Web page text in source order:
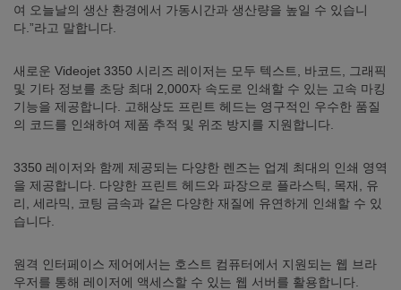
여 오늘날의 생산 환경에서 가동시간과 생산량을 높일 수 있습니
다.”라고 말합니다.
새로운 Videojet 3350 시리즈 레이저는 모두 텍스트, 바코드, 그래픽
및 기타 정보를 초당 최대 2,000자 속도로 인쇄할 수 있는 고속 마킹
기능을 제공합니다. 고해상도 프린트 헤드는 영구적인 우수한 품질
의 코드를 인쇄하여 제품 추적 및 위조 방지를 지원합니다.
3350 레이저와 함께 제공되는 다양한 렌즈는 업계 최대의 인쇄 영역
을 제공합니다. 다양한 프린트 헤드와 파장으로 플라스틱, 목재, 유
리, 세라믹, 코팅 금속과 같은 다양한 재질에 유연하게 인쇄할 수 있
습니다.
원격 인터페이스 제어에서는 호스트 컴퓨터에서 지원되는 웹 브라
우저를 통해 레이저에 액세스할 수 있는 웹 서버를 활용합니다.